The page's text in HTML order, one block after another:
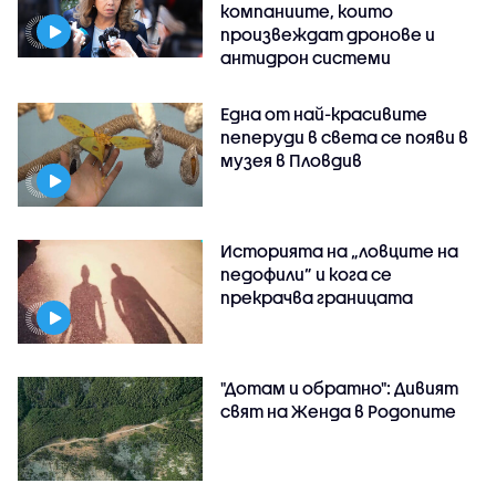
компаниите, които
произвеждат дронове и
антидрон системи
Една от най-красивите
пеперуди в света се появи в
музея в Пловдив
Историята на „ловците на
педофили” и кога се
прекрачва границата
"Дотам и обратно": Дивият
свят на Женда в Родопите